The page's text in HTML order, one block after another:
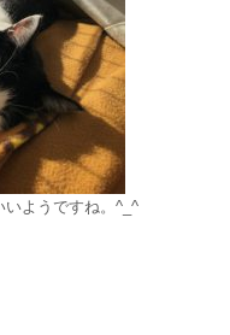
いようですね。^_^